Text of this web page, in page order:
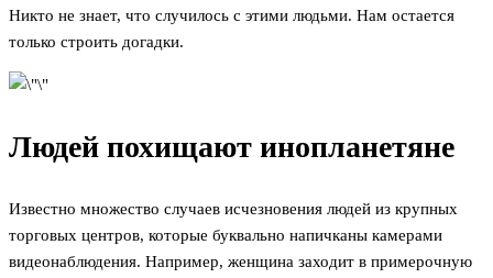
Никто не знает, что случилось с этими людьми. Нам остается
только строить догадки.
Людей похищают инопланетяне
Известно множество случаев исчезновения людей из крупных
торговых центров, которые буквально напичканы камерами
видеонаблюдения. Например, женщина заходит в примерочную